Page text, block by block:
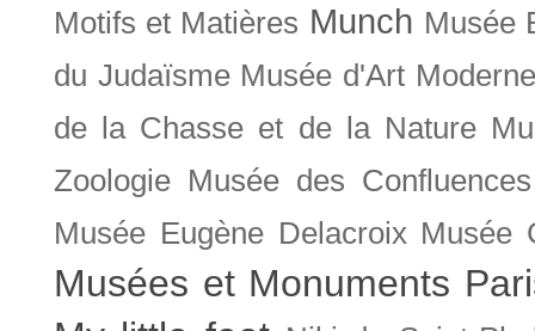
Motifs et Matières Munch Musée
du Judaïsme Musée d'Art
de la Chasse et de la Nature
Zoologie Musée des Confluences
Musée Eugène Delacroix Musée
Musées et Monuments